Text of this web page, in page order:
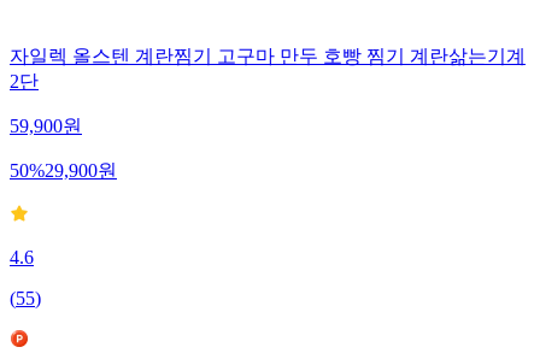
자일렉 올스텐 계란찜기 고구마 만두 호빵 찜기 계란삶는기계
2단
59,900원
50%29,900원
4.6
(55)